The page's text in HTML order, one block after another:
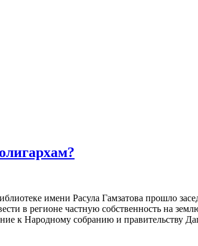
имени Расула Гамзатова прошло
в регионе частную собственность на
к Народному собранию и правительству